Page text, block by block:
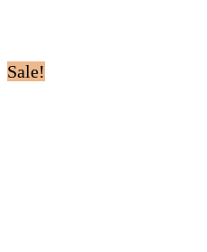
Sale!